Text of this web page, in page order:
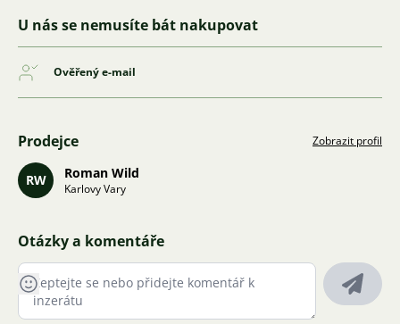
U nás se nemusíte bát nakupovat
Ověřený e-mail
Prodejce Zobrazit profil
RW Roman Wild
Karlovy Vary
Otázky a komentáře